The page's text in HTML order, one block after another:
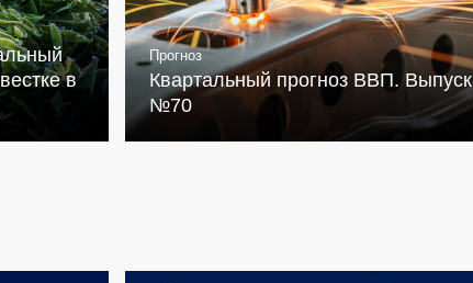
в
Прогноз
Квартальный прогноз ВВП. Выпуск
№70